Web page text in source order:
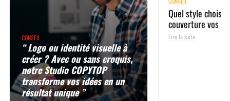
CONSEIL
“ Logo ou identité visuelle à
créer ? Avec ou sans croquis,
notre Studio COPYTOP
transforme vos idées en un
résultat unique ”
Quel style choisir
couverture vos
Lire la suite